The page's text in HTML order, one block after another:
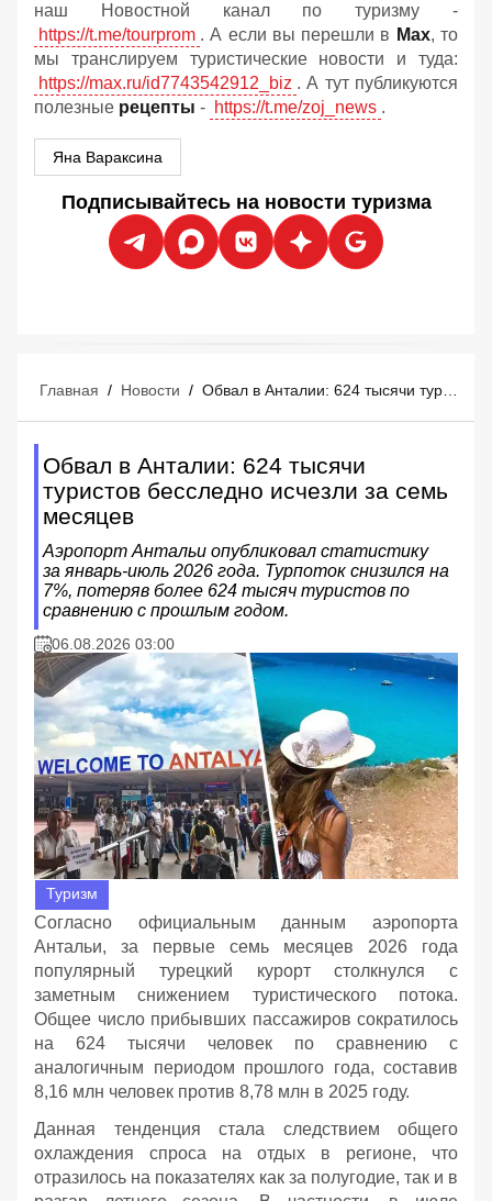
наш Новостной канал по туризму -
https://t.me/tourprom . А если вы перешли в Мах, то
мы транслируем туристические новости и туда:
https://max.ru/id7743542912_biz . А тут публикуются
полезные рецепты - https://t.me/zoj_news .
Яна Вараксина
Подписывайтесь на новости туризма
Главная / Новости / Обвал в Анталии: 624 тысячи туристов бесследно исчезли за семь месяцев
Обвал в Анталии: 624 тысячи
туристов бесследно исчезли за семь
месяцев
Аэропорт Антальи опубликовал статистику
за январь-июль 2026 года. Турпоток снизился на
7%, потеряв более 624 тысяч туристов по
сравнению с прошлым годом.
06.08.2026 03:00
Туризм
Согласно официальным данным аэропорта
Антальи, за первые семь месяцев 2026 года
популярный турецкий курорт столкнулся с
заметным снижением туристического потока.
Общее число прибывших пассажиров сократилось
на 624 тысячи человек по сравнению с
аналогичным периодом прошлого года, составив
8,16 млн человек против 8,78 млн в 2025 году.
Данная тенденция стала следствием общего
охлаждения спроса на отдых в регионе, что
отразилось на показателях как за полугодие, так и в